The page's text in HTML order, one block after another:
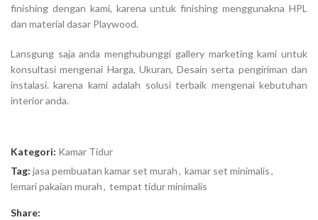
finishing dengan kami, karena untuk finishing menggunakna HPL
dan material dasar Playwood.
Lansgung saja anda menghubunggi gallery marketing kami untuk
konsultasi mengenai Harga, Ukuran, Desain serta pengiriman dan
instalasi. karena kami adalah solusi terbaik mengenai kebutuhan
interior anda.
Kategori: Kamar Tidur
Tag: jasa pembuatan kamar set murah, kamar set minimalis,
lemari pakaian murah, tempat tidur minimalis
Share: